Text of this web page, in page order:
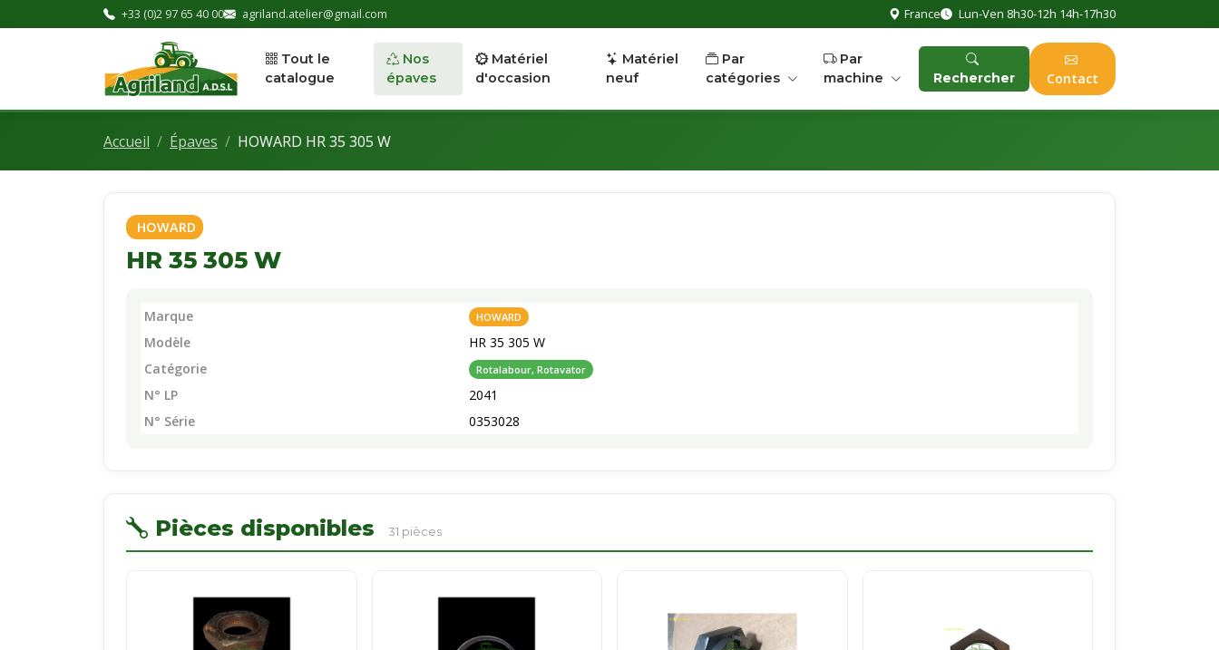
+33 (0)2 97 65 40 00 agriland.atelier@gmail.com France Lun-Ven 8h30-12h 14h-17h30
Tout le
catalogue
Nos
épaves
Matériel
d'occasion
Matériel
neuf
Par
catégories
Par
machine
Rechercher Contact
Accueil Épaves HOWARD HR 35 305 W
HOWARD
HR 35 305 W
Marque HOWARD
Modèle
HR 35 305 W
Catégorie
Rotalabour, Rotavator
N° LP
2041
N° Série
0353028
Pièces disponibles 31 pièces